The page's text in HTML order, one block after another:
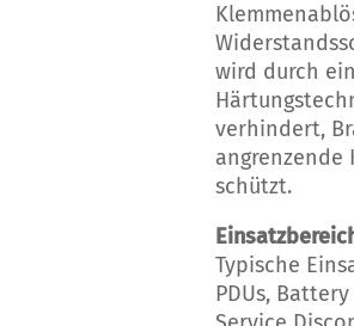
wird durch
verhindert,
schützt.
Typische
PDUs,